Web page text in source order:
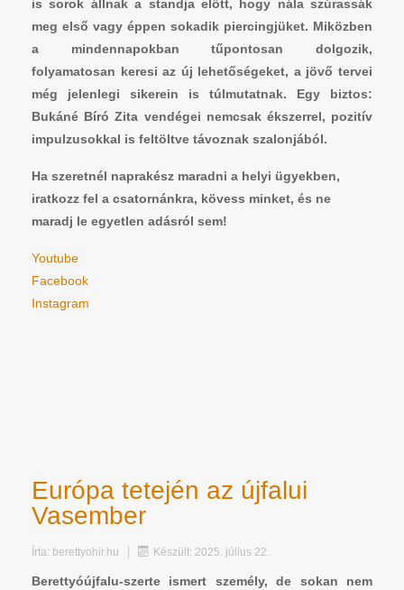
is sorok állnak a standja előtt, hogy nála szúrassák
meg első vagy éppen sokadik piercingjüket. Miközben
a mindennapokban tűpontosan dolgozik,
folyamatosan keresi az új lehetőségeket, a jövő tervei
még jelenlegi sikerein is túlmutatnak. Egy biztos:
Bukáné Bíró Zita vendégei nemcsak ékszerrel, pozitív
impulzusokkal is feltöltve távoznak szalonjából.
Ha szeretnél naprakész maradni a helyi ügyekben,
iratkozz fel a csatornánkra, kövess minket, és ne
maradj le egyetlen adásról sem!
Youtube
Facebook
Instagram
Európa tetején az újfalui
Vasember
Írta: berettyohir.hu Készült: 2025. július 22.
Berettyóújfalu-szerte ismert személy, de sokan nem